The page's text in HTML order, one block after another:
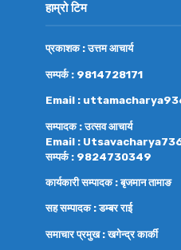
हाम्रो टिम
प्रकाशक : उत्तम आचार्य
सम्पर्क : 9814728171
Email :
सम्पादक : उत्सव आचार्य
Email :
सम्पर्क : 9824730349
कार्यकारी सम्पादक : बृजमान तामाङ
सह सम्पादक : डम्बर राई
समाचार प्रमुख : खगेन्द्र कार्की